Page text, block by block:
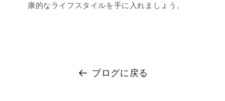
康的なライフスタイルを手に入れましょう。
ブログに戻る